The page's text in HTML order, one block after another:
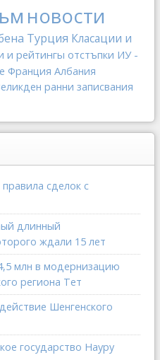
новости
Турция Класации и
и рейтингы отстъпки ИУ -
Франция Албания
ранни записвания
сделок с
длинный
ждали 15 лет
млн в модернизацию
региона Тет
Шенгенского
государство Науру